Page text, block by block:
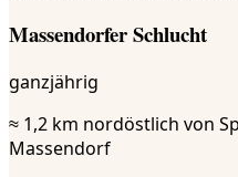
Massendorfer Schlucht
ganzjährig
≈ 1,2 km nordöstlich von
Massendorf